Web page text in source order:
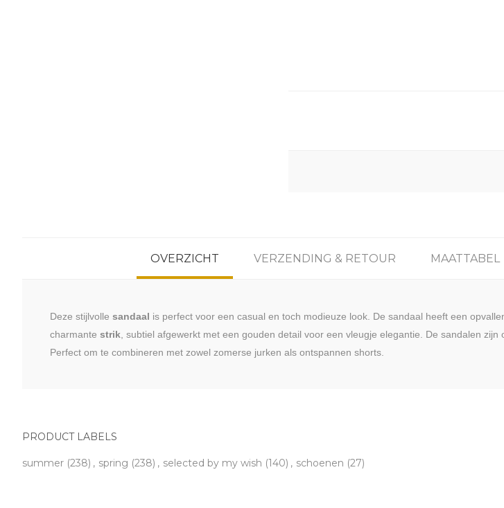
OVERZICHT VERZENDING & RETOUR MAATTABEL
Deze stijlvolle sandaal is perfect voor een casual en toch modieuze look. De sandaal heeft een
charmante strik , subtiel afgewerkt met een gouden detail voor een vleugje elegantie. De sandalen
Perfect om te combineren met zowel zomerse jurken als ontspannen shorts.
PRODUCT LABELS
summer (238) , spring (238) , selected by my wish (140) , schoenen (27)